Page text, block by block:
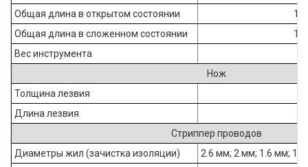
Общая длина в открытом состоянии
Общая длина в сложенном состоянии
Вес инструмента
Нож
Толщина лезвия
Длина лезвия
Стриппер проводов
Диаметры жил (зачистка изоляции)
2.6 мм; 2 мм; 1.6 мм;